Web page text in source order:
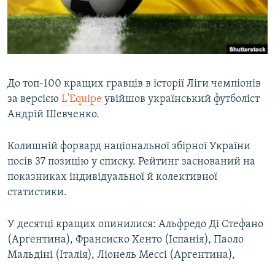
СВІДЧЕННЯ ОКУПАЦІЇ
УКРАЇНСЬКА ПРОБЛЕМА КРИМУ
ІНФОГРАФІКА
Qırımtatar
Усі сайти RFE/RL
До топ-100 кращих гравців в історії Ліги чемпіонів
за версією L'Equipe увійшов український футболіст
Андрій Шевченко.
Колишній форвард національної збірної України
посів 37 позицію у списку. Рейтинг заснований на
показниках індивідуальної й колективної
статистики.
У десятці кращих опинилися: Альфредо Ді Стефано
(Аргентина), Франсиско Хенто (Іспанія), Паоло
Мальдіні (Італія), Ліонель Мессі (Аргентина),